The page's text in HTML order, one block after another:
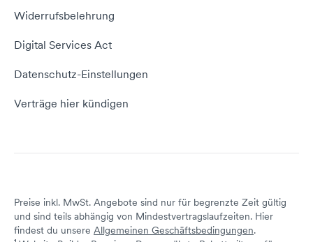
E-Mail-Domain
Server Hosting
Kontakt aufnehmen
Empfehlungsprogramm
Domain Reseller
Status dogado.de
Widerrufsbelehrung
Digital Services Act
Datenschutz-Einstellungen
Verträge hier kündigen
Preise inkl. MwSt. Angebote sind nur für begrenzte Zeit gültig
und sind teils abhängig von Mindestvertragslaufzeiten. Hier
findest du unsere Allgemeinen Geschäftsbedingungen.